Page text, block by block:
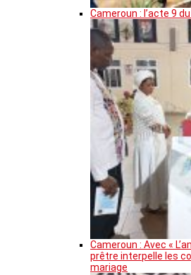
Cameroun : l’acte 9
Cameroun : Avec «
prêtre interpelle les
mariage